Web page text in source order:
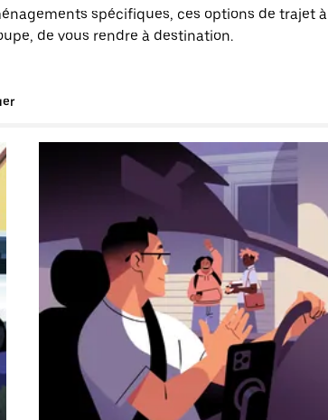
spécifiques, ces options de trajet à
de vous rendre à destination.